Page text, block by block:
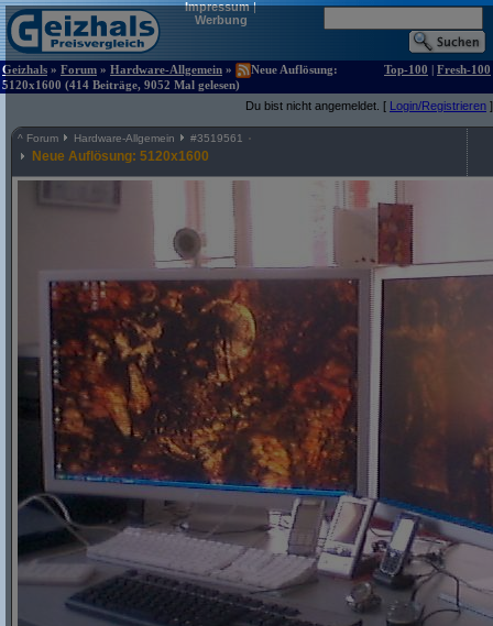
Impressum|
Werbung
Geizhals » Forum » Hardware-Allgemein »
Neue Auflösung:
5120x1600 (414 Beiträge, 9052 Mal gelesen)
Top-100 | Fresh-100
Du bist nicht angemeldet. [ Login/Registrieren ]
^ Forum Hardware-Allgemein #3519561
Neue Auflösung: 5120x1600